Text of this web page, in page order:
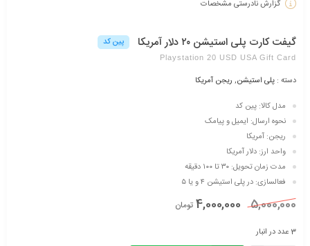
گزارش نادرستی مشخصات
گیفت کارت پلی استیشن ۲۰ دلار آمریکا پین کد
Playstation 20 USD USA Gift Card
دسته : پلی استیشن, ریجن آمریکا
مدل کالا: پین کد
نحوه ارسال: ایمیل و پیامک
ریجن: آمریکا
واحد ارز: دلار آمریکا
مدت زمان تحویل: ۳۰ تا ۱۰۰ دقیقه
فعالسازی: در پلی استیشن ۴ و یا ۵
5,000,000
4,000,000 تومان
3 عدد در انبار